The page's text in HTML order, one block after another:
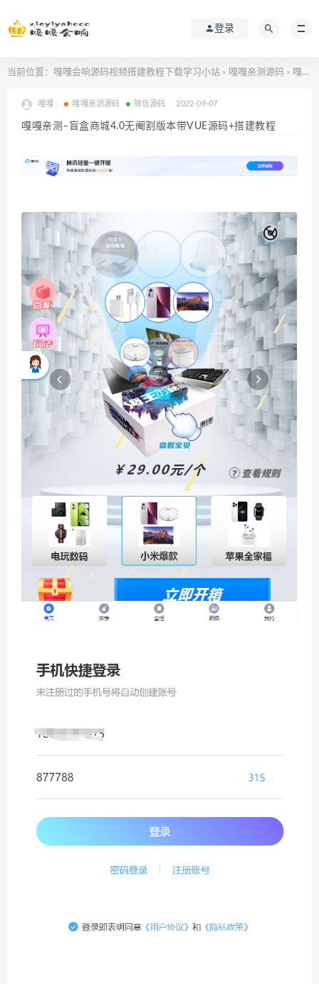
登录
当前位置： 嘎嘎会响源码视频搭建教程下载学习小站 > 嘎嘎亲测源码 > 嘎嘎亲测–盲盒商城4.0无阉割版本带VUE源码+搭建教程
嘎嘎 嘎嘎亲测源码 微信源码 2022-09-07
嘎嘎亲测–盲盒商城4.0无阉割版本带VUE源码+搭建教程